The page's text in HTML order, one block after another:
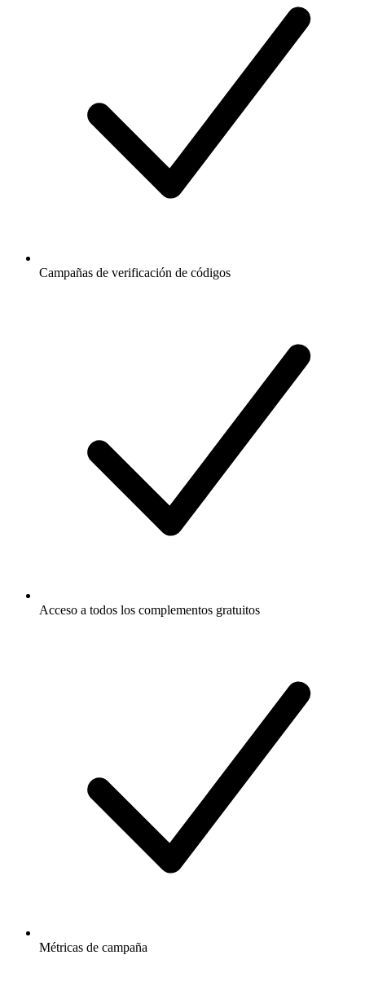
Campañas de verificación de códigos
Acceso a todos los complementos gratuitos
Métricas de campaña